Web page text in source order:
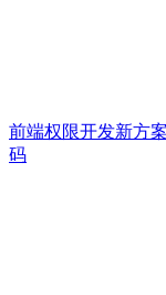
前端权限开发新方
码